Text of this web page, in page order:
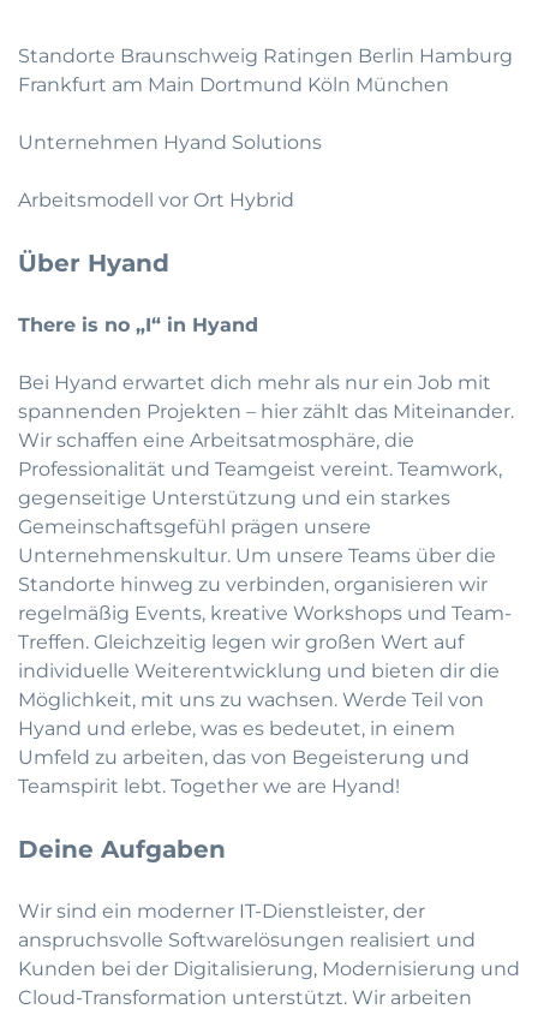
Standorte Braunschweig Ratingen Berlin Hamburg
Frankfurt am Main Dortmund Köln München
Unternehmen Hyand Solutions
Arbeitsmodell vor Ort Hybrid
Über Hyand
There is no „I“ in Hyand
Bei Hyand erwartet dich mehr als nur ein Job mit
spannenden Projekten – hier zählt das Miteinander.
Wir schaffen eine Arbeitsatmosphäre, die
Professionalität und Teamgeist vereint. Teamwork,
gegenseitige Unterstützung und ein starkes
Gemeinschaftsgefühl prägen unsere
Unternehmenskultur. Um unsere Teams über die
Standorte hinweg zu verbinden, organisieren wir
regelmäßig Events, kreative Workshops und Team-
Treffen. Gleichzeitig legen wir großen Wert auf
individuelle Weiterentwicklung und bieten dir die
Möglichkeit, mit uns zu wachsen. Werde Teil von
Hyand und erlebe, was es bedeutet, in einem
Umfeld zu arbeiten, das von Begeisterung und
Teamspirit lebt. Together we are Hyand!
Deine Aufgaben
Wir sind ein moderner IT-Dienstleister, der
anspruchsvolle Softwarelösungen realisiert und
Kunden bei der Digitalisierung, Modernisierung und
Cloud-Transformation unterstützt. Wir arbeiten